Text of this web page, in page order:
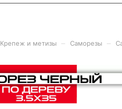
Крепеж и метизы Саморезы